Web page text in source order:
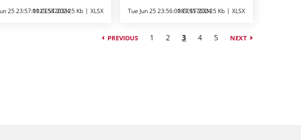
25 23:57:00 CEST 2024
1129.58203125 Kb XLSX Tue Jun 25 23:56:00 CEST 2024
189.95703125 Kb XLSX
PREVIOUS 1 2 3 4 5 NEXT